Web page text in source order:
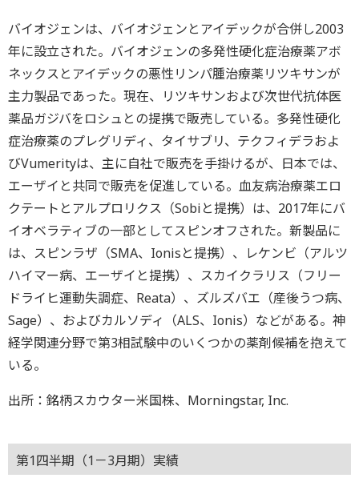
バイオジェンは、バイオジェンとアイデックが合併し2003
年に設立された。バイオジェンの多発性硬化症治療薬アボ
ネックスとアイデックの悪性リンパ腫治療薬リツキサンが
主力製品であった。現在、リツキサンおよび次世代抗体医
薬品ガジバをロシュとの提携で販売している。多発性硬化
症治療薬のプレグリディ、タイサブリ、テクフィデラおよ
びVumerityは、主に自社で販売を手掛けるが、日本では、
エーザイと共同で販売を促進している。血友病治療薬エロ
クテートとアルプロリクス（Sobiと提携）は、2017年にバ
イオベラティブの一部としてスピンオフされた。新製品に
は、スピンラザ（SMA、Ionisと提携）、レケンビ（アルツ
ハイマー病、エーザイと提携）、スカイクラリス（フリー
ドライヒ運動失調症、Reata）、ズルズバエ（産後うつ病、
Sage）、およびカルソディ（ALS、Ionis）などがある。神
経学関連分野で第3相試験中のいくつかの薬剤候補を抱えて
いる。
出所：銘柄スカウター米国株、Morningstar, Inc.
第1四半期（1－3月期）実績